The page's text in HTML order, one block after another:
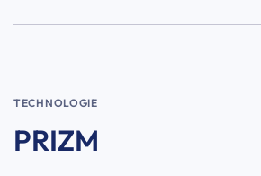
TECHNOLOGIE
PRIZM